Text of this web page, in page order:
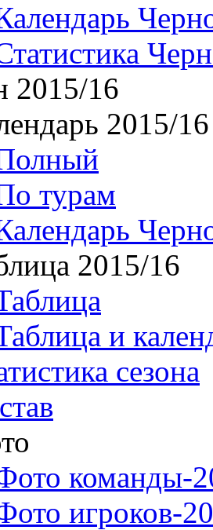
2015/16
2015/16
турам
2015/16
и
сезона
команды-
игроков-